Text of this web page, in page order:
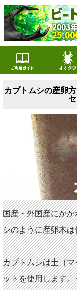
カブトムシの産卵
国産・外国産にか
シのように産卵木
カブトムシは土（
ットを使用します